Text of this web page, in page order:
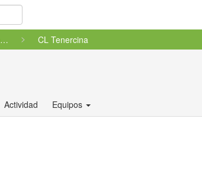
Liga CaixaBank Femenina Teneri... CL Tenercina
Actividad Equipos